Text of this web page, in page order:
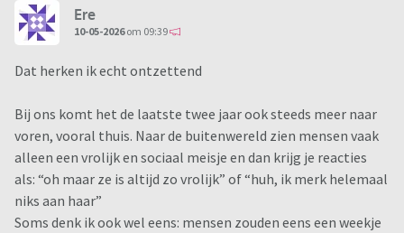
Ere
10-05-2026om 09:39
Dat herken ik echt ontzettend
Bij ons komt het de laatste twee jaar ook steeds meer naar
voren, vooral thuis. Naar de buitenwereld zien mensen vaak
alleen een vrolijk en sociaal meisje en dan krijg je reacties
als: “oh maar ze is altijd zo vrolijk” of “huh, ik merk helemaal
niks aan haar”
Soms denk ik ook wel eens: mensen zouden eens een weekje